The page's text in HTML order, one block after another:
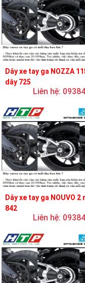
Dây xe tay ga NOZZA
dây 725
Liên hệ:
Dây xe tay ga NOUVO 2
842
Liên hệ: